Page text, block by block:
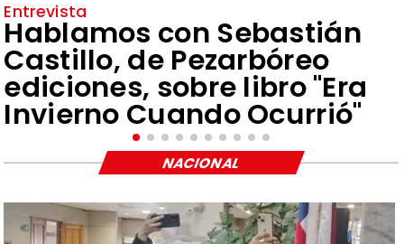
Entrevista
Hablamos con Sebastián
Castillo, de Pezarbóreo
ediciones, sobre libro "Era
Invierno Cuando Ocurrió"
NACIONAL